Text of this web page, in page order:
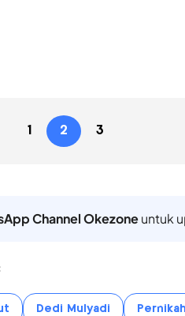
1 2 3
Channel Okezoneuntuk
Dedi Mulyadi